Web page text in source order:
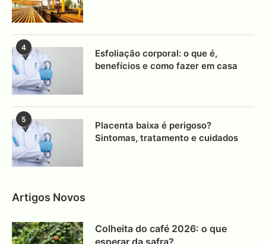
4
Esfoliação corporal: o que é,
benefícios e como fazer em casa
5
Placenta baixa é perigoso?
Sintomas, tratamento e cuidados
Artigos Novos
Colheita do café 2026: o que
esperar da safra?